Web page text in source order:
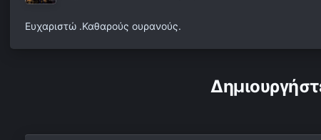
Ευχαριστώ .Καθαρούς ουρανούς.